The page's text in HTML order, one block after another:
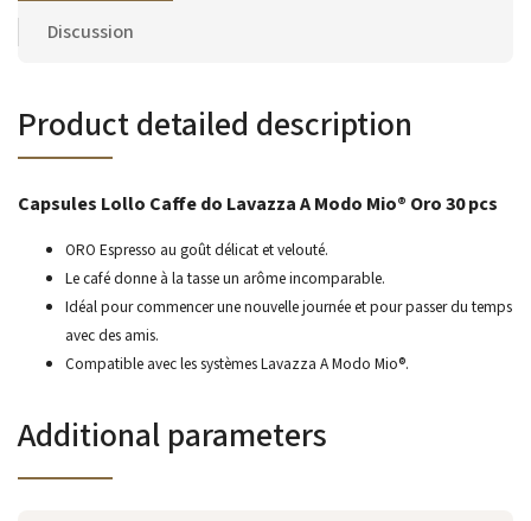
Discussion
Product detailed description
Capsules Lollo Caffe do Lavazza A Modo Mio® Oro 30 pcs
ORO Espresso au goût délicat et velouté.
Le café donne à la tasse un arôme incomparable.
Idéal pour commencer une nouvelle journée et pour passer du temps
avec des amis.
Compatible avec les systèmes Lavazza A Modo Mio®.
Additional parameters